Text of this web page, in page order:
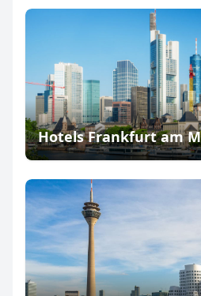
Hotels Frankfurt am